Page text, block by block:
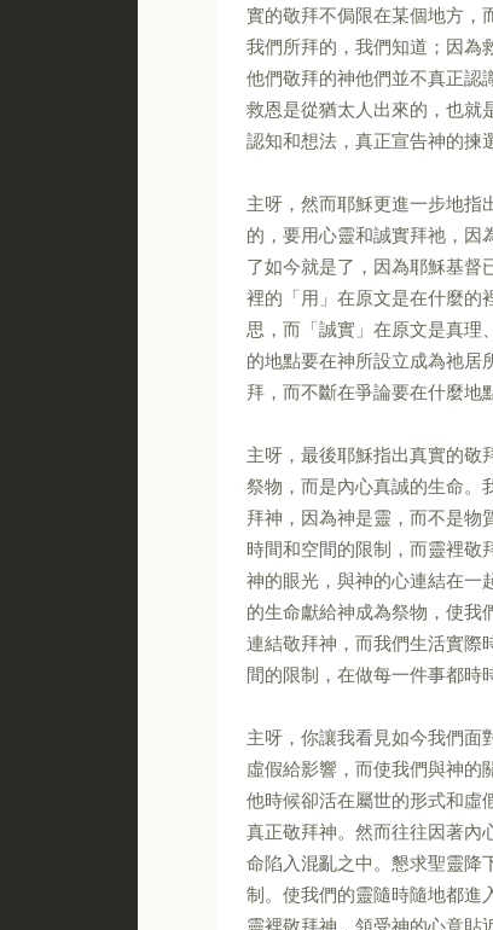
實的敬拜不侷限在某個地方，
我們所拜的，我們知道；因為
他們敬拜的神他們並不真正認
救恩是從猶太人出來的，也就
認知和想法，真正宣告神的揀
主呀，然而耶穌更進一步地指
的，要用心靈和誠實拜祂，因
了如今就是了，因為耶穌基督
裡的「用」在原文是在什麼的
思，而「誠實」在原文是真理
的地點要在神所設立成為祂居
拜，而不斷在爭論要在什麼地
主呀，最後耶穌指出真實的敬
祭物，而是內心真誠的生命。
拜神，因為神是靈，而不是物
時間和空間的限制，而靈裡敬
神的眼光，與神的心連結在一
的生命獻給神成為祭物，使我
連結敬拜神，而我們生活實際
間的限制，在做每一件事都時
主呀，你讓我看見如今我們面
虛假給影響，而使我們與神的
他時候卻活在屬世的形式和虛
真正敬拜神。然而往往因著內
命陷入混亂之中。懇求聖靈降
制。使我們的靈隨時隨地都進